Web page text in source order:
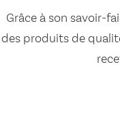
Grâce à son savoir-
des produits de